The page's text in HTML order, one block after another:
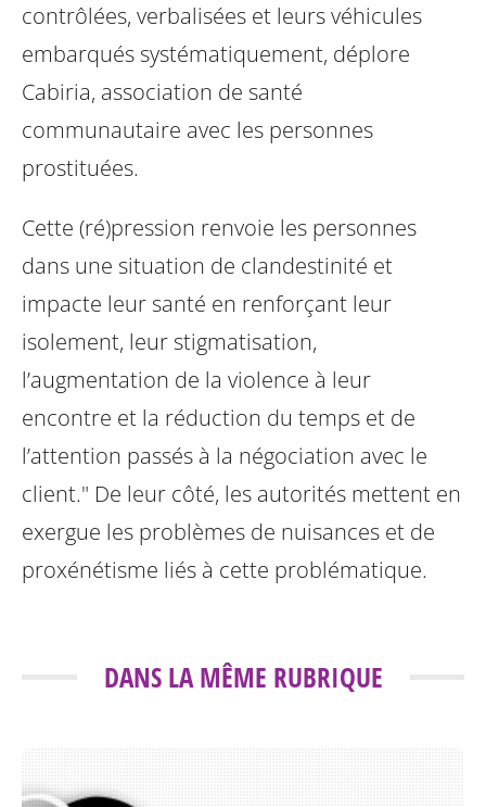
contrôlées, verbalisées et leurs véhicules
embarqués systématiquement, déplore
Cabiria, association de santé
communautaire avec les personnes
prostituées.
Cette (ré)pression renvoie les personnes
dans une situation de clandestinité et
impacte leur santé en renforçant leur
isolement, leur stigmatisation,
l’augmentation de la violence à leur
encontre et la réduction du temps et de
l’attention passés à la négociation avec le
client." De leur côté, les autorités mettent en
exergue les problèmes de nuisances et de
proxénétisme liés à cette problématique.
DANS LA MÊME RUBRIQUE